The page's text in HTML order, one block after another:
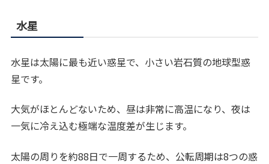
水星
水星は太陽に最も近い惑星で、小さい岩石質の地球型惑
星です。
大気がほとんどないため、昼は非常に高温になり、夜は
一気に冷え込む極端な温度差が生じます。
太陽の周りを約88日で一周するため、公転周期は8つの惑